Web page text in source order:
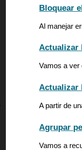
Bloquear
Al manejar
Actualizar
Vamos a ver
Actualizar
A partir de
Agrupar
Vamos a